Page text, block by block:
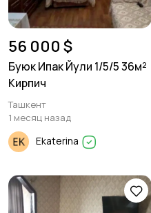
56 000 $
Буюк Ипак Йули 1/5/5 36м²
Кирпич
Ташкент
1 месяц назад
Ekaterina